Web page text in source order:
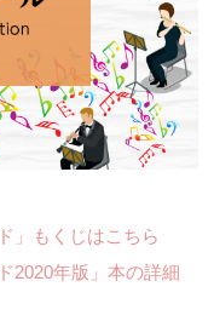
」もくじはこちら
2020年版」本の詳細